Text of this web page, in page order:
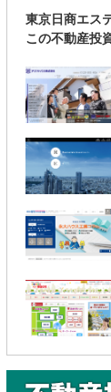
東京日商エス
この不動産投